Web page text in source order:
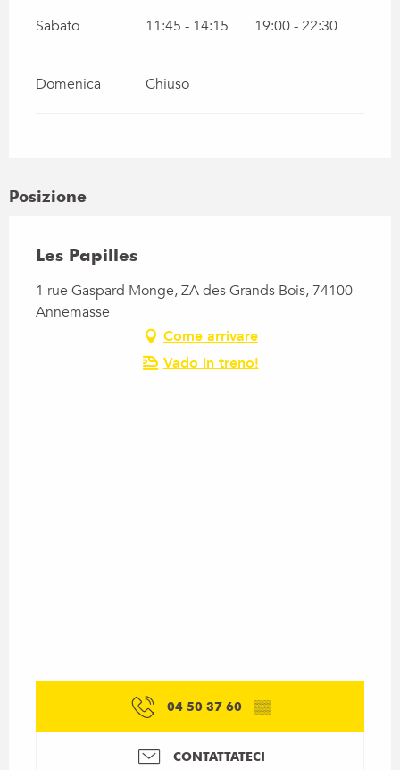
Sabato 11:45 - 14:15 19:00 - 22:30
Domenica Chiuso
Posizione
Les Papilles
1 rue Gaspard Monge, ZA des Grands Bois, 74100
Annemasse
Come arrivare
Vado in treno!
04 50 37 60 ▒▒
CONTATTATECI